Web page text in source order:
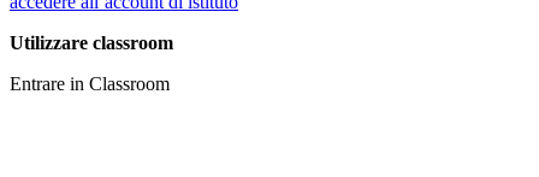
Utilizzare classroom
Entrare in Classroom